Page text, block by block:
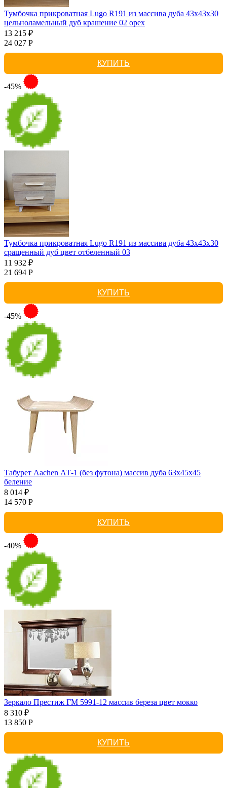
Тумбочка прикроватная Lugo R191 из массива дуба 43х43х30
цельноламельный дуб крашение 02 орех
13 215 ₽
24 027 Р
КУПИТЬ
-45%
Тумбочка прикроватная Lugo R191 из массива дуба 43х43х30
сращенный дуб цвет отбеленный 03
11 932 ₽
21 694 Р
КУПИТЬ
-45%
Табурет Aachen АТ-1 (без футона) массив дуба 63х45х45
беление
8 014 ₽
14 570 Р
КУПИТЬ
-40%
Зеркало Престиж ГМ 5991-12 массив береза цвет мокко
8 310 ₽
13 850 Р
КУПИТЬ